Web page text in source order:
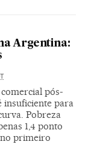
Argentina:
pós-
insuficiente para
Pobreza
1,4 ponto
primeiro